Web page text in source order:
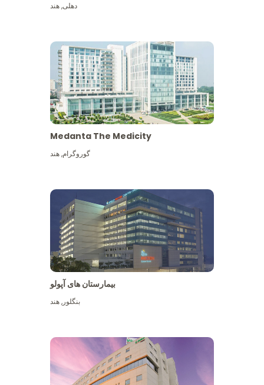
دهلی,هند
Medanta The Medicity
گوروگرام,هند
بیمارستان های آپولو
بنگلور,هند